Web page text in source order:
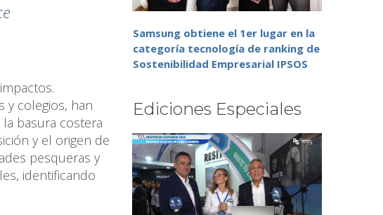
y colegios, han
basura costera
y el origen de
pesqueras y
identificando
Samsung obtiene el 1er lugar en la
categoría tecnología de ranking de
Sostenibilidad Empresarial IPSOS
Ediciones Especiales